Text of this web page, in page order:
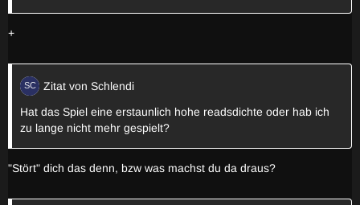
+
Zitat von Schlendi
Hat das Spiel eine erstaunlich hohe readsdichte oder hab ich
zu lange nicht mehr gespielt?
"Stört" dich das denn, bzw was machst du da draus?